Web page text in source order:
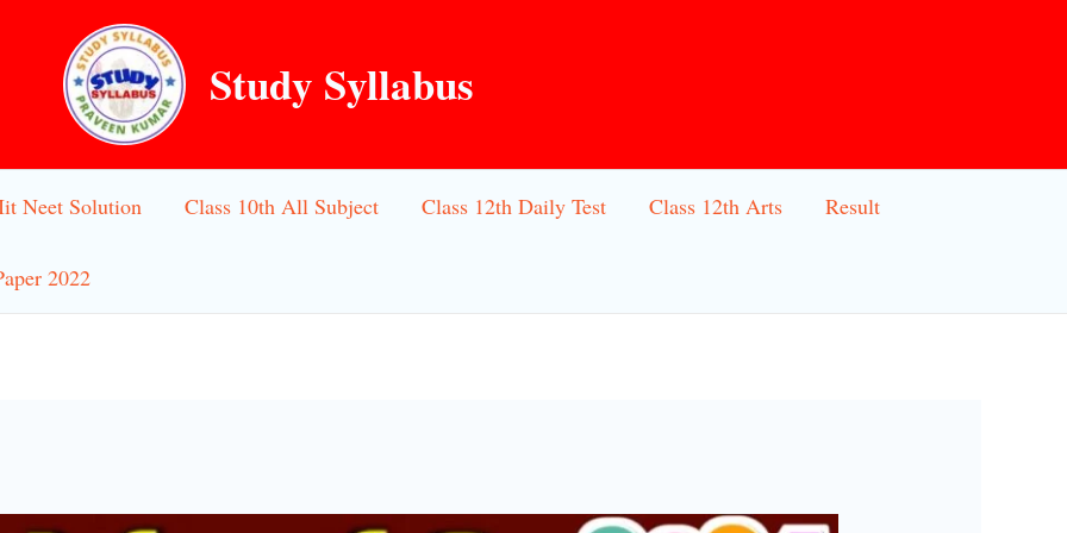
Study Syllabus
Neet Solution Class 10th All Subject Class 12th Daily Test Class 12th Arts Result
2022